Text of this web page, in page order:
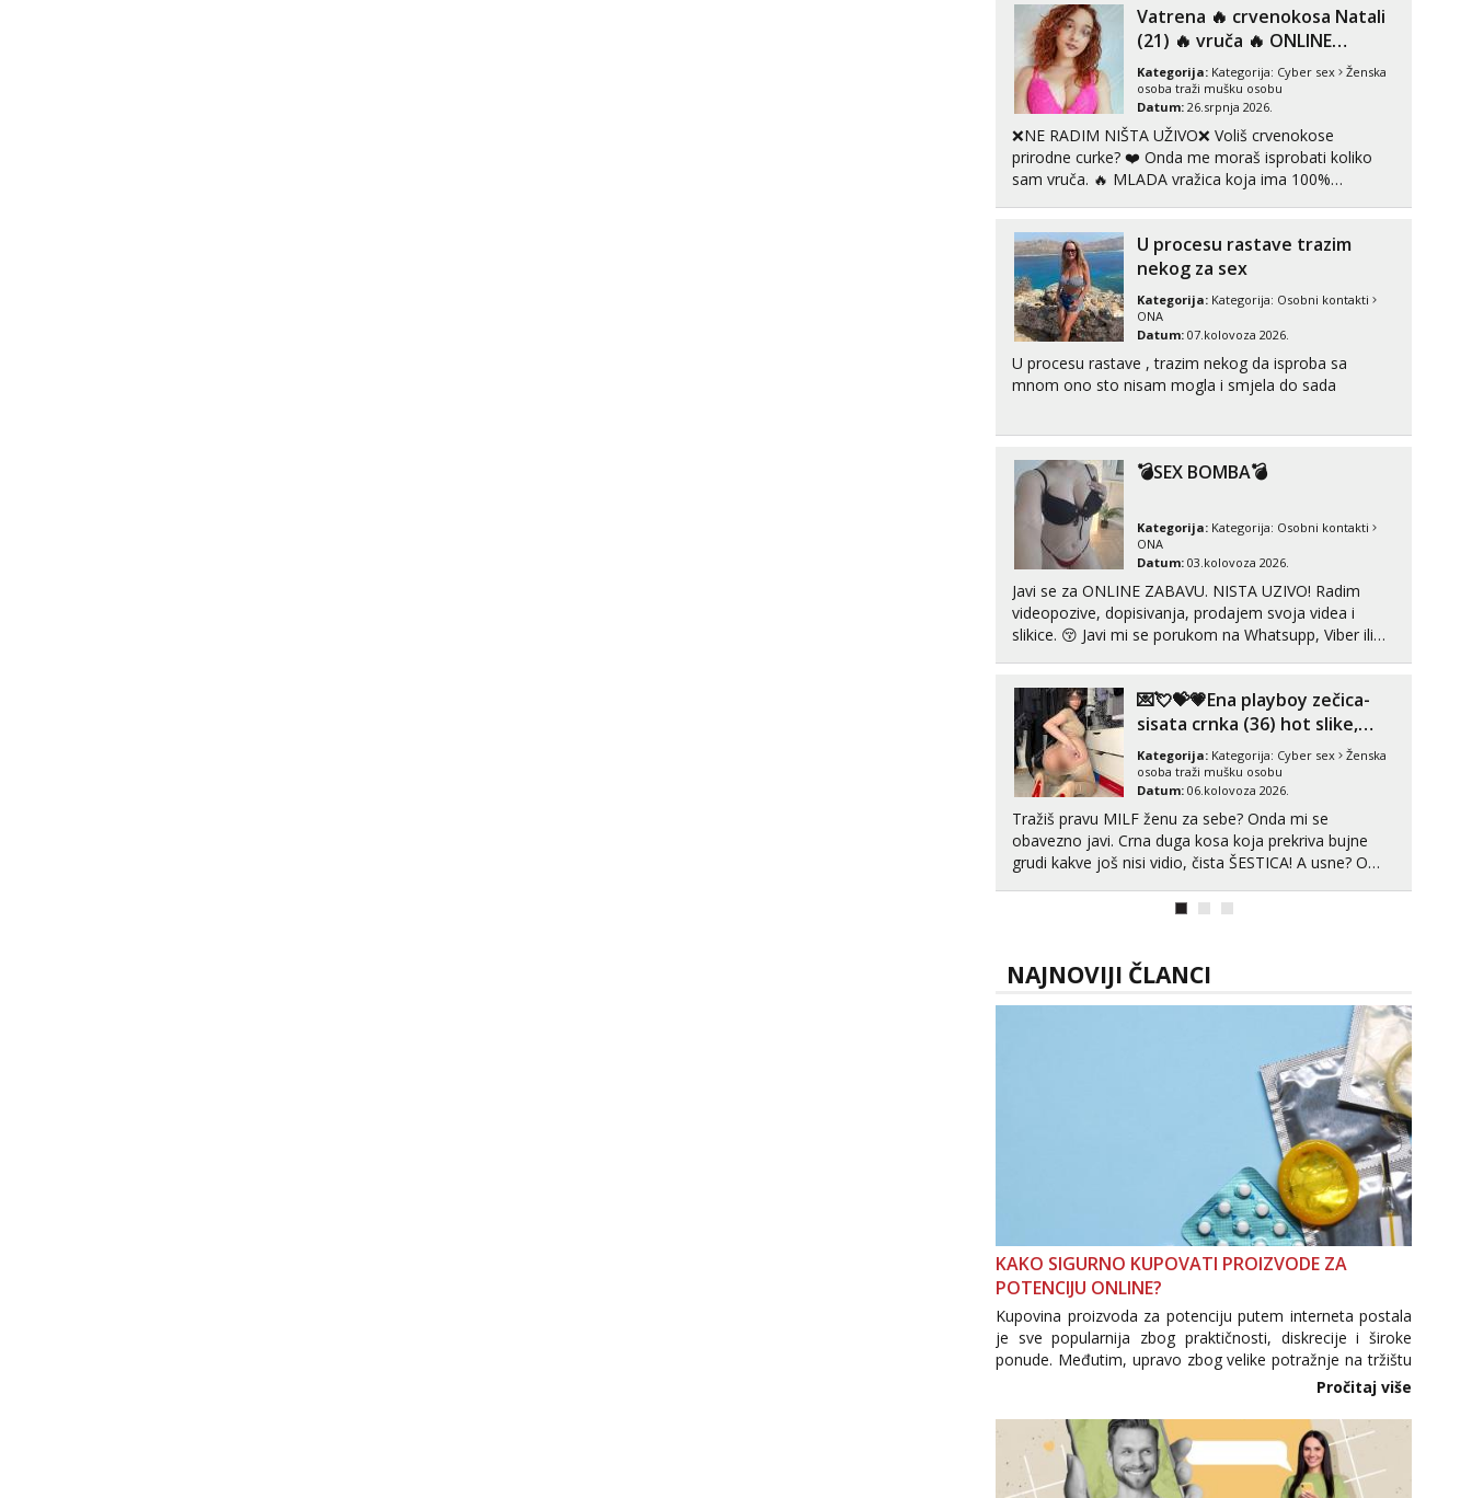
Liliana
tel:0,93€ - mob:1,12€ min
Kristina
Razgovaram :)
Učiteljica iz predgrađa traži...
Tel:064/677-677- Kod: #160
tel:0,93€ - mob:1,12€ min
Obavijesti me kada se oslobodi
Biljana
Čekam tvoj poziv!
Tel: 064/677-677- Kod: #132
tel:0,93€ - mob:1,12€ min
Tel: 064/677-677
- Kod: #106
tel:0,93€ - mob:1,12€ min
Žana
Čekam tvoj poziv!
Tel:
tel:0,93€ - mob:1,12€ min
Lili
Tel: 064/677-677
tel:0,93€ - mob:1,12€ min
Zara
Čekam tvoj poziv!
tel:0,93€ - mob:1,12€ min
Anđela
064/677-677- Kod: #142
Vatrena ‎️‍🔥 crvenokosa Natali
(21) ‎️‍🔥 vruča‎ ️‍🔥 ONLINE
ZABAVA
Kategorija: Kategorija: Cyber sex
Ženska
osoba traži mušku osobu
Datum: 26.srpnja 2026.
❌NE RADIM NIŠTA UŽIVO❌ Voliš crvenokose
prirodne curke? ❤️ Onda me moraš isprobati koliko
sam vruča.‎ ️‍🔥 MLADA vražica koja ima 100%
možeš pranaći nešto po svojoj mjeri. Sexi videa s
kolegica...
U procesu rastave trazim
nekog za sex
Kategorija: Kategorija: Osobni kontakti
ONA
Datum: 07.kolovoza 2026.
U procesu rastave , trazim nekog da isproba sa
mnom ono sto nisam mogla i smjela do sada
💣SEX BOMBA💣
Kategorija: Kategorija: Osobni kontakti
ONA
Datum: 03.kolovoza 2026.
Javi se za ONLINE ZABAVU. NISTA UZIVO! Radim
videopozive, dopisivanja, prodajem svoja videa i
slikice. 😚 Javi mi se porukom na Whatsupp, Viber ili
💌💘💝💗Ena playboy zečica-
sisata crnka (36) hot slike,
videa i c2c💗
Kategorija: Kategorija: Cyber sex
Ženska
osoba traži mušku osobu
Datum: 06.kolovoza 2026.
Tražiš pravu MILF ženu za sebe? Onda mi se
obavezno javi. Crna duga kosa koja prekriva bujne
grudi kakve još nisi vidio, čista ŠESTICA! A usne? O
će ti se urezati u pamćenje, jer vjeruj mi, takve još
NAJNOVIJI ČLANCI
KAKO SIGURNO KUPOVATI PROIZVODE ZA
POTENCIJU ONLINE?
Kupovina proizvoda za potenciju putem interneta postala
je sve popularnija zbog praktičnosti, diskrecije i široke
ponude. Međutim, upravo zbog velike potražnje na tržištu
se pojavljuju i brojni krivotvoreni proizvodi, nepouzdane
internetske trgovine te proizvodi nepoznatog podrijetla. ...
Pročitaj više